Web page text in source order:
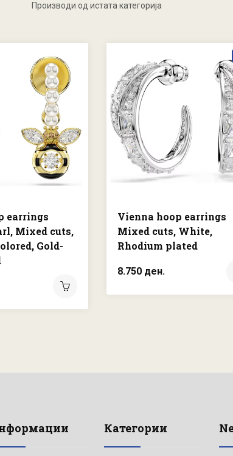
Производи од истата категорија
earrings
Mixed cuts,
Gold-
Vienna hoop earrings
Mixed cuts, White,
Rhodium plated
8.750 ден.
Категории